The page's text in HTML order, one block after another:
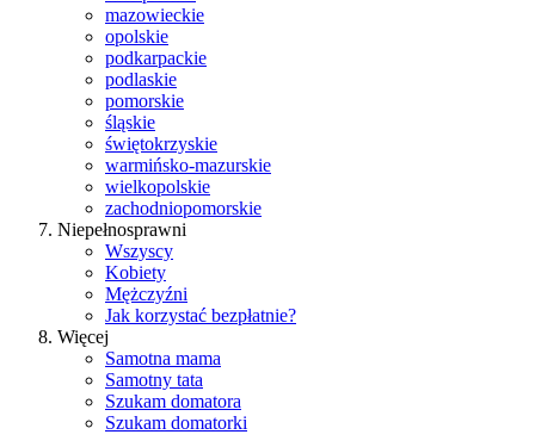
mazowieckie
opolskie
podkarpackie
podlaskie
pomorskie
śląskie
świętokrzyskie
warmińsko-mazurskie
wielkopolskie
zachodniopomorskie
Niepełnosprawni
Wszyscy
Kobiety
Mężczyźni
Jak korzystać bezpłatnie?
Więcej
Samotna mama
Samotny tata
Szukam domatora
Szukam domatorki